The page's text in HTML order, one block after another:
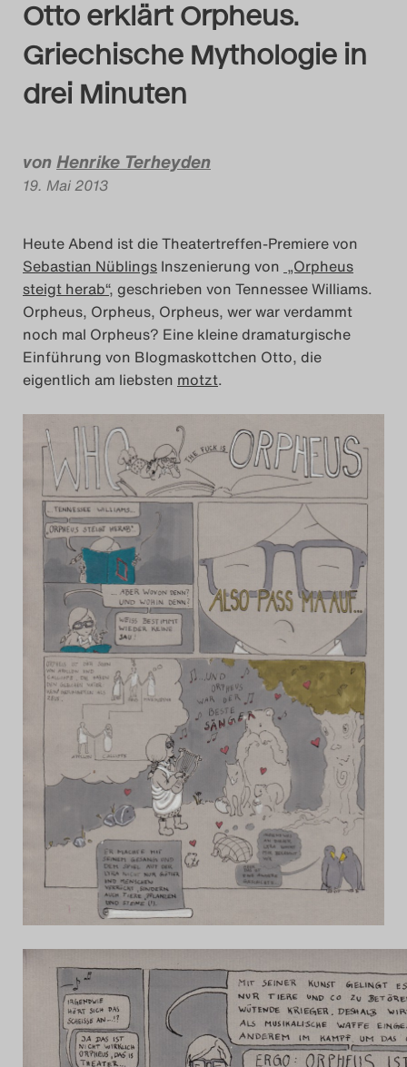
Das Theatertreffen-
Das Theatertreffen-
Das Theatertreffen-
Das Theatertreffen-
Das Theatertreffen-
Das Theatertreffen-
Das Theatertreffen-
Das Theatertreffen-
Das Theatertreffen-
Das Theatertreffen-
Das Theatertreffen-
Impressum
Search
Otto erklärt Orpheus.
Griechische Mythologie in
drei Minuten
vonHenrike Terheyden
19. Mai 2013
Heute Abend ist die Theatertreffen-Premiere von
Sebastian Nüblings Inszenierung von „Orpheus
steigt herab“, geschrieben von Tennessee Williams.
Orpheus, Orpheus, Orpheus, wer war verdammt
noch mal Orpheus? Eine kleine dramaturgische
Einführung von Blogmaskottchen Otto, die
eigentlich am liebsten motzt.